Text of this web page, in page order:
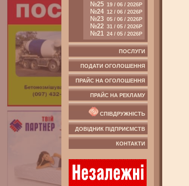
№25 19 / 06 / 2026Р
№24 12 / 06 / 2026Р
№23 05 / 06 / 2026Р
№22 31 / 05 / 2026Р
№21 24 / 05 / 2026Р
ПОСЛУГИ
ПОДАТИ ОГОЛОШЕННЯ
ПРАЙС НА ОГОЛОШЕННЯ
ПРАЙС НА РЕКЛАМУ
СПІВДРУЖНІСТЬ
ДОВІДНИК ПІДПРИЄМСТВ
КОНТАКТИ